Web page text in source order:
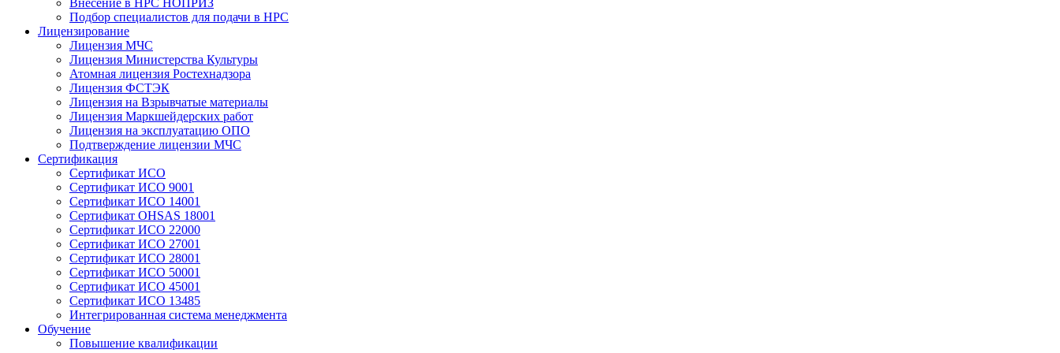
Внесение в НРС НОПРИЗ
Подбор специалистов для подачи в НРС
Лицензирование
Лицензия МЧС
Лицензия Министерства Культуры
Атомная лицензия Ростехнадзора
Лицензия ФСТЭК
Лицензия на Взрывчатые материалы
Лицензия Маркшейдерских работ
Лицензия на эксплуатацию ОПО
Подтверждение лицензии МЧС
Сертификация
Сертификат ИСО
Сертификат ИСО 9001
Сертификат ИСО 14001
Сертификат OHSAS 18001
Сертификат ИСО 22000
Сертификат ИСО 27001
Сертификат ИСО 28001
Сертификат ИСО 50001
Сертификат ИСО 45001
Сертификат ИСО 13485
Интегрированная система менеджмента
Обучение
Повышение квалификации